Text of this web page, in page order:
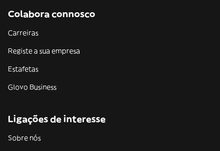
Colabora connosco
Carreiras
Registe a sua empresa
Estafetas
Glovo Business
Ligações de interesse
Sobre nós